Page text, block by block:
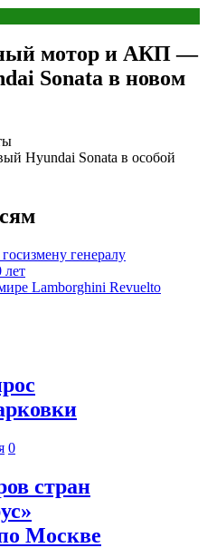
мотор и АКП —
Sonata в новом
Hyundai Sonata в особой
генералу
лет
Lamborghini Revuelto
0
стран
Москве